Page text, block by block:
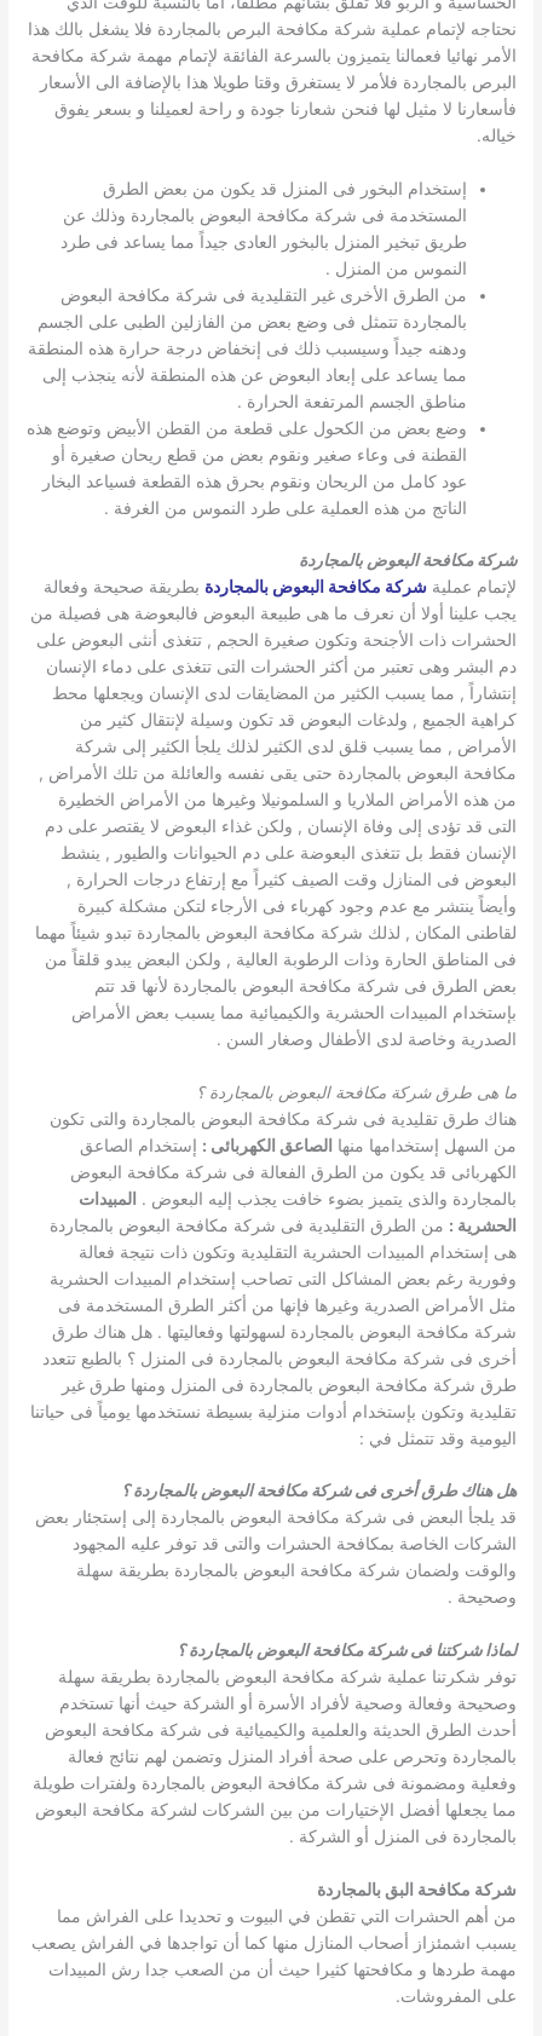
نحتاجه لإتمام عملية شركة مكافحة البرص بالمجاردة فلا يشغل بالك هذا
الأمر نهائيا فعمالنا يتميزون بالسرعة الفائقة لإتمام مهمة شركة مكافحة
البرص بالمجاردة فلأمر لا يستغرق وقتا طويلا هذا بالإضافة الى الأسعار
فأسعارنا لا مثيل لها فنحن شعارنا جودة و راحة لعميلنا و بسعر يفوق
خياله.
إستخدام البخور فى المنزل قد يكون من بعض الطرق
المستخدمة فى شركة مكافحة البعوض بالمجاردة وذلك عن
طريق تبخير المنزل بالبخور العادى جيداً مما يساعد فى طرد
النموس من المنزل .
من الطرق الأخرى غير التقليدية فى شركة مكافحة البعوض
بالمجاردة تتمثل فى وضع بعض من الفازلين الطبى على الجسم
ودهنه جيداً وسيسبب ذلك فى إنخفاض درجة حرارة هذه المنطقة
مما يساعد على إبعاد البعوض عن هذه المنطقة لأنه ينجذب إلى
مناطق الجسم المرتفعة الحرارة .
وضع بعض من الكحول على قطعة من القطن الأبيض وتوضع هذه
القطنة فى وعاء صغير ونقوم بعض من قطع ريحان صغيرة أو
عود كامل من الريحان ونقوم بحرق هذه القطعة فسياعد البخار
الناتج من هذه العملية على طرد النموس من الغرفة .
شركة مكافحة البعوض بالمجاردة
لإتمام عملية شركة مكافحة البعوض بالمجاردة بطريقة صحيحة وفعالة
يجب علينا أولا أن نعرف ما هى طبيعة البعوض فالبعوضة هى فصيلة من
الحشرات ذات الأجنحة وتكون صغيرة الحجم , تتغذى أنثى البعوض على
دم البشر وهى تعتبر من أكثر الحشرات التى تتغذى على دماء الإنسان
إنتشاراً , مما يسبب الكثير من المضايقات لدى الإنسان ويجعلها محط
كراهية الجميع , ولدغات البعوض قد تكون وسيلة لإنتقال كثير من
الأمراض , مما يسبب قلق لدى الكثير لذلك يلجأ الكثير إلى شركة
مكافحة البعوض بالمجاردة حتى يقى نفسه والعائلة من تلك الأمراض ,
من هذه الأمراض الملاريا و السلمونيلا وغيرها من الأمراض الخطيرة
التى قد تؤدى إلى وفاة الإنسان , ولكن غذاء البعوض لا يقتصر على دم
الإنسان فقط بل تتغذى البعوضة على دم الحيوانات والطيور , ينشط
البعوض فى المنازل وقت الصيف كثيراً مع إرتفاع درجات الحرارة ,
وأيضاً ينتشر مع عدم وجود كهرباء فى الأرجاء لتكن مشكلة كبيرة
لقاطنى المكان , لذلك شركة مكافحة البعوض بالمجاردة تبدو شيئاً مهما
فى المناطق الحارة وذات الرطوبة العالية , ولكن البعض يبدو قلقاً من
بعض الطرق فى شركة مكافحة البعوض بالمجاردة لأنها قد تتم
بإستخدام المبيدات الحشرية والكيميائية مما يسبب بعض الأمراض
الصدرية وخاصة لدى الأطفال وصغار السن .
ما هى طرق شركة مكافحة البعوض بالمجاردة ؟
هناك طرق تقليدية فى شركة مكافحة البعوض بالمجاردة والتى تكون
من السهل إستخدامها منها الصاعق الكهربائى : إستخدام الصاعق
الكهربائى قد يكون من الطرق الفعالة فى شركة مكافحة البعوض
بالمجاردة والذى يتميز بضوء خافت يجذب إليه البعوض . المبيدات
الحشرية : من الطرق التقليدية فى شركة مكافحة البعوض بالمجاردة
هى إستخدام المبيدات الحشرية التقليدية وتكون ذات نتيجة فعالة
وفورية رغم بعض المشاكل التى تصاحب إستخدام المبيدات الحشرية
مثل الأمراض الصدرية وغيرها فإنها من أكثر الطرق المستخدمة فى
شركة مكافحة البعوض بالمجاردة لسهولتها وفعاليتها . هل هناك طرق
أخرى فى شركة مكافحة البعوض بالمجاردة فى المنزل ؟ بالطبع تتعدد
طرق شركة مكافحة البعوض بالمجاردة فى المنزل ومنها طرق غير
تقليدية وتكون بإستخدام أدوات منزلية بسيطة نستخدمها يومياً فى حياتنا
اليومية وقد تتمثل في :
هل هناك طرق أخرى فى شركة مكافحة البعوض بالمجاردة ؟
قد يلجأ البعض فى شركة مكافحة البعوض بالمجاردة إلى إستجئار بعض
الشركات الخاصة بمكافحة الحشرات والتى قد توفر عليه المجهود
والوقت ولضمان شركة مكافحة البعوض بالمجاردة بطريقة سهلة
وصحيحة .
لماذا شركتنا فى شركة مكافحة البعوض بالمجاردة ؟
توفر شكرتنا عملية شركة مكافحة البعوض بالمجاردة بطريقة سهلة
وصحيحة وفعالة وصحية لأفراد الأسرة أو الشركة حيث أنها تستخدم
أحدث الطرق الحديثة والعلمية والكيميائية فى شركة مكافحة البعوض
بالمجاردة وتحرص على صحة أفراد المنزل وتضمن لهم نتائج فعالة
وفعلية ومضمونة فى شركة مكافحة البعوض بالمجاردة ولفترات طويلة
مما يجعلها أفضل الإختيارات من بين الشركات لشركة مكافحة البعوض
بالمجاردة فى المنزل أو الشركة .
شركة مكافحة البق بالمجاردة
من أهم الحشرات التي تقطن في البيوت و تحديدا على الفراش مما
يسبب اشمئزاز أصحاب المنازل منها كما أن تواجدها في الفراش يصعب
مهمة طردها و مكافحتها كثيرا حيث أن من الصعب جدا رش المبيدات
على المفروشات.